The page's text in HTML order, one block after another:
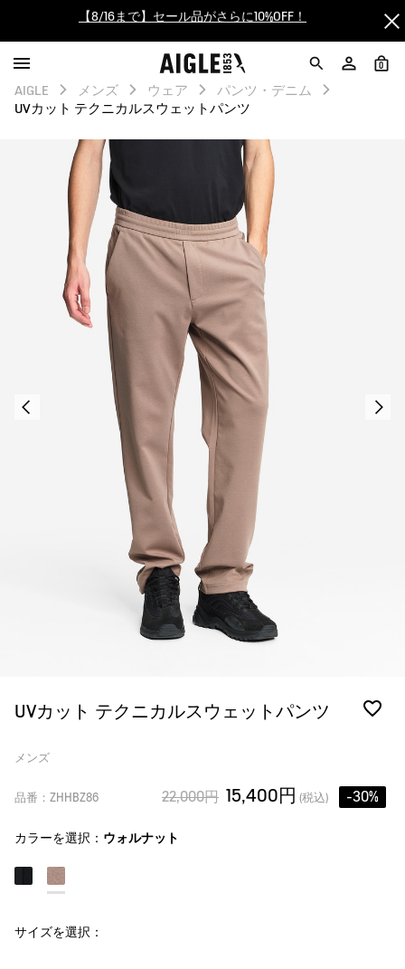
【最大50%OFF】FINAL SALEがスタート！
ログイン/会員登録で送料＆返品無料
AIGLE CLUB ポイントサービス終了のお知らせ
【8/16まで】セール品がさらに10%OFF！
【最大50%OFF】FINAL SALEがスタート！
ログイン/会員登録で送料＆返品無料
AIGLE CLUB ポイントサービス終了のお知らせ
0
AIGLE メンズ ウェア
パンツ・デニム
UVカット テクニカルスウェットパンツ
UVカット テクニカルスウェットパンツ
メンズ
品番：ZHHBZ86 22,000円 15,400円 (税込) -30%
カラーを選択： ウォルナット
サイズを選択：